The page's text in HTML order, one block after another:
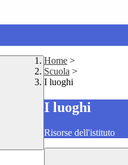
Home >
Scuola >
I luoghi
I luoghi
Risorse dell'istituto